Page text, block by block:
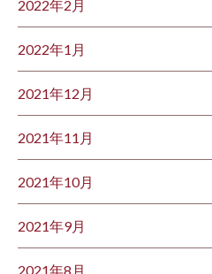
2022年2月
2022年1月
2021年12月
2021年11月
2021年10月
2021年9月
2021年8月